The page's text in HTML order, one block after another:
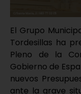
El Grupo
Tordesillas ha
Pleno de la
Gobierno de
nuevos
ante la grave